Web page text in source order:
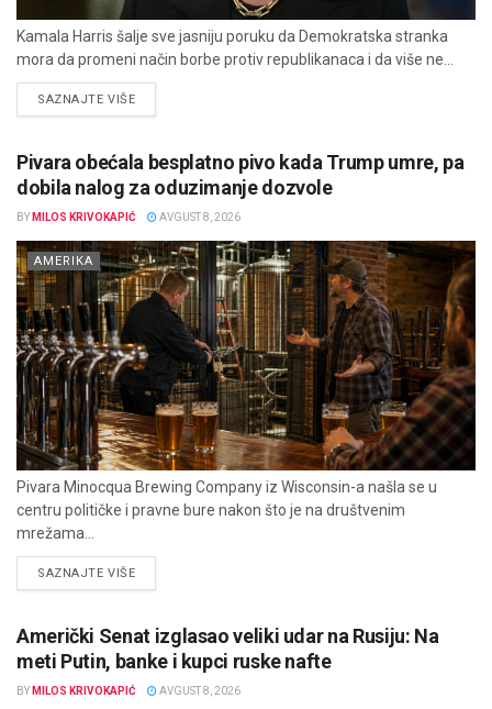
Kamala Harris šalje sve jasniju poruku da Demokratska stranka
mora da promeni način borbe protiv republikanaca i da više ne...
SAZNAJTE VIŠEDETAILS
Pivara obećala besplatno pivo kada Trump umre, pa
dobila nalog za oduzimanje dozvole
BY MILOS KRIVOKAPIĆ AVGUST 8, 2026
AMERIKA
Pivara Minocqua Brewing Company iz Wisconsin-a našla se u
centru političke i pravne bure nakon što je na društvenim
mrežama...
SAZNAJTE VIŠEDETAILS
Američki Senat izglasao veliki udar na Rusiju: Na
meti Putin, banke i kupci ruske nafte
BY MILOS KRIVOKAPIĆ AVGUST 8, 2026